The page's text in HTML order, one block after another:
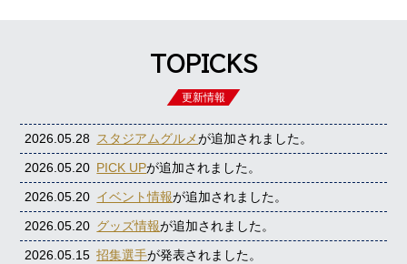
TOPICKS
更新情報
2026.05.28 スタジアムグルメが追加されました。
2026.05.20 PICK UPが追加されました。
2026.05.20 イベント情報が追加されました。
2026.05.20 グッズ情報が追加されました。
2026.05.15 招集選手が発表されました。